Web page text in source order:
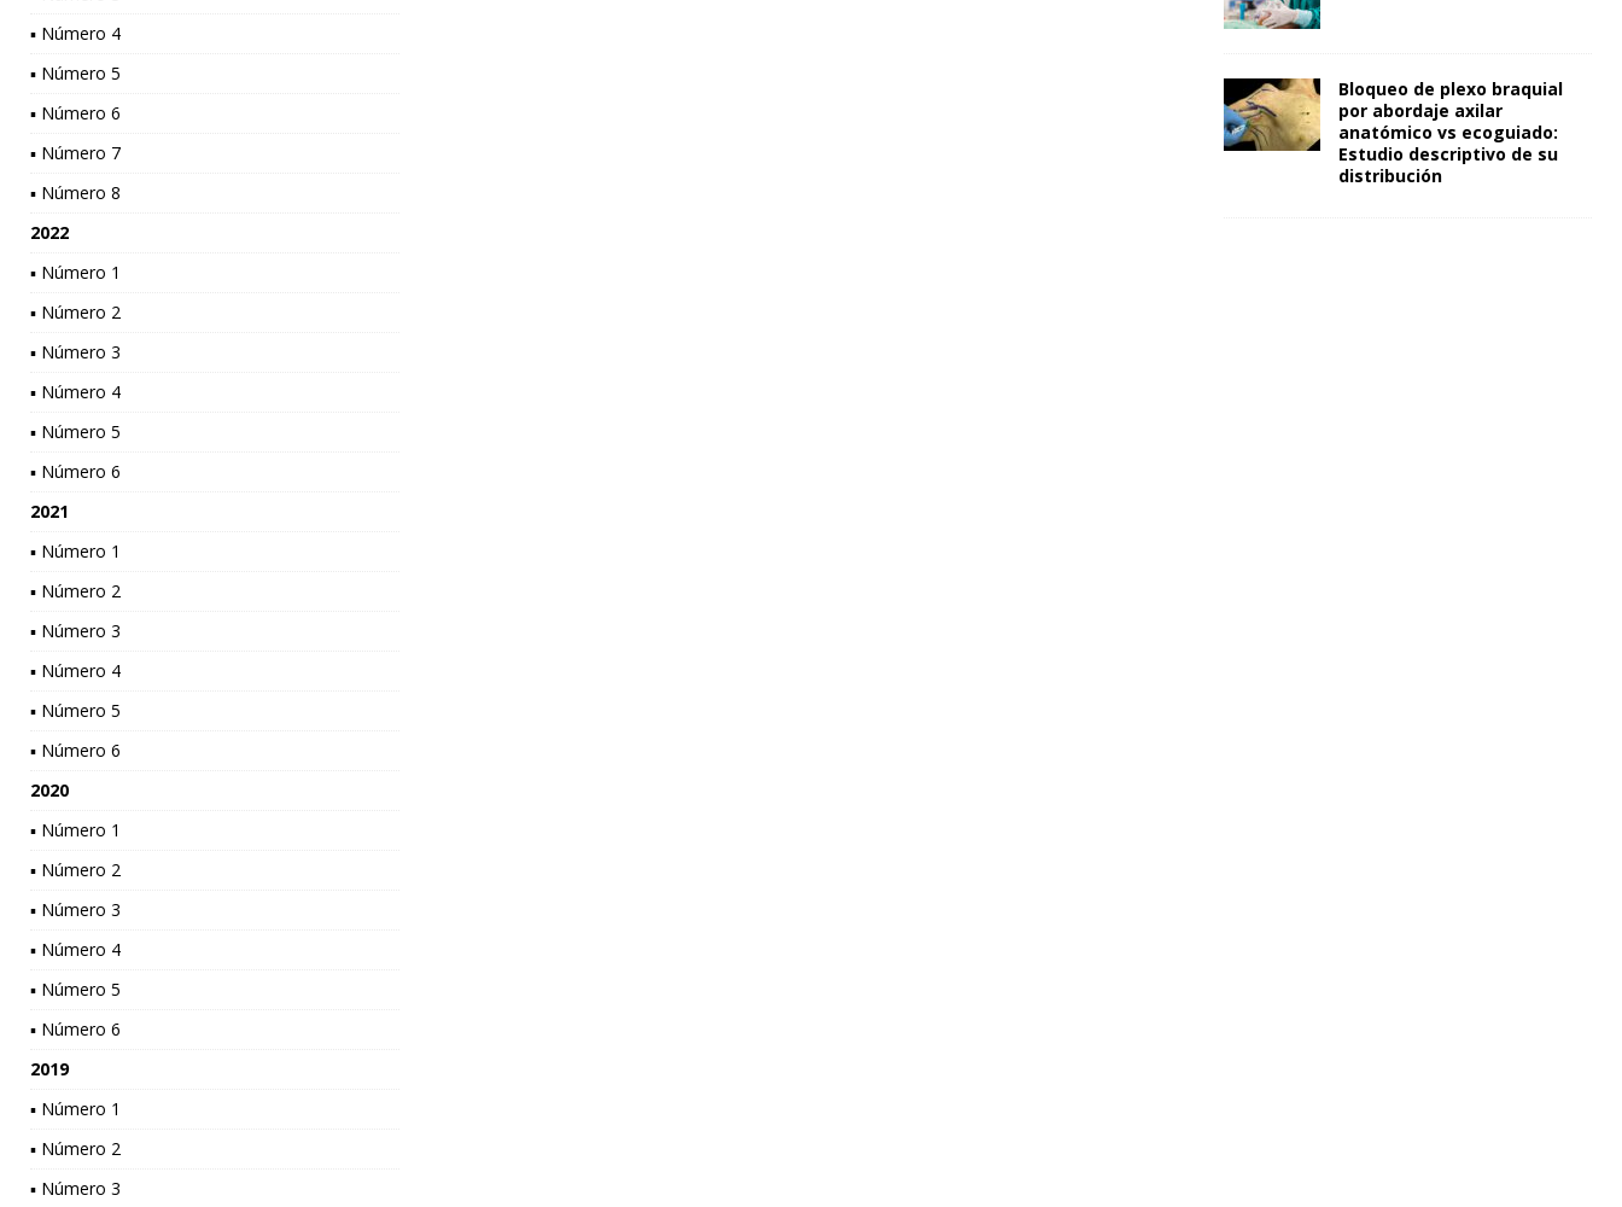
▪ Número 4
▪ Número 5
▪ Número 6
▪ Número 7
▪ Número 8
2022
▪ Número 1
▪ Número 2
▪ Número 3
▪ Número 4
▪ Número 5
▪ Número 6
2021
▪ Número 1
▪ Número 2
▪ Número 3
▪ Número 4
▪ Número 5
▪ Número 6
2020
▪ Número 1
▪ Número 2
▪ Número 3
▪ Número 4
▪ Número 5
▪ Número 6
2019
▪ Número 1
▪ Número 2
▪ Número 3
Bloqueo de plexo braquial
por abordaje axilar
anatómico vs ecoguiado:
Estudio descriptivo de su
distribución